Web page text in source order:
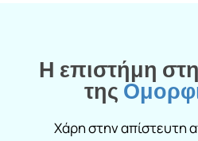
Η επιστήμη
της
Χάρη στην απίστευτη